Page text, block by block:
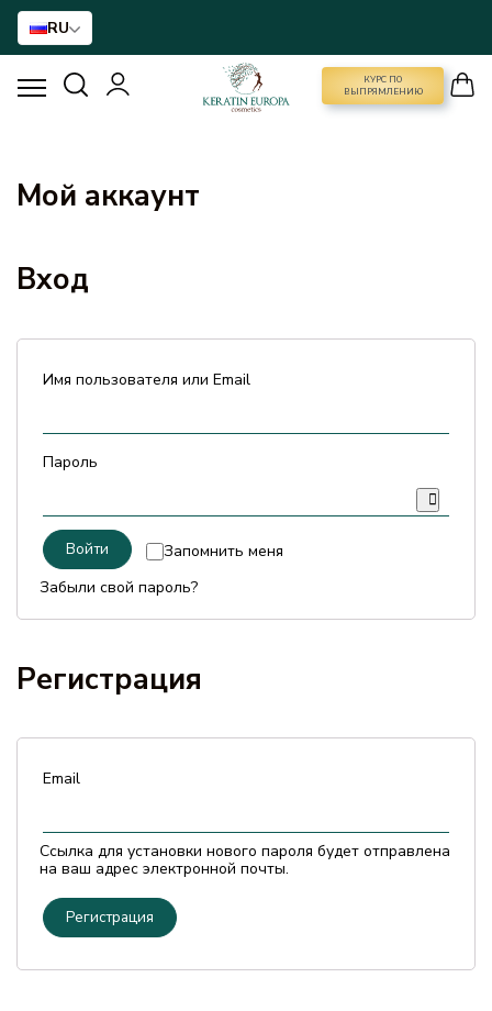
RU
КУРС ПО
ВЫПРЯМЛЕНИЮ
КУРС ПО ВЫПРЯМЛЕНИЮ
BTX ДЛЯ ВОЛОС
РЕКОНСТРУКЦИЯ ДЛЯ ВОЛОС
ДОМАШНИЙ УХОД
АКСЕССУАРЫ
БРЕНДЫ
Оплата и доставка
Контакты
Отзывы
Мой аккаунт
Вход
Имя пользователя или Email
Пароль
Запомнить меня
Войти
Забыли свой пароль?
Регистрация
Email
Ссылка для установки нового пароля будет отправлена
​​на ваш адрес электронной почты.
Регистрация